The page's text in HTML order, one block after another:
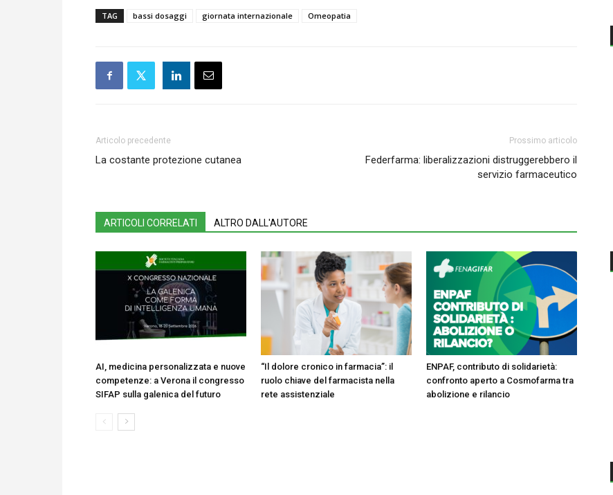
TAG bassi dosaggi giornata internazionale Omeopatia
Articolo precedente
La costante protezione cutanea
Prossimo articolo
Federfarma: liberalizzazioni distruggerebbero il
servizio farmaceutico
ARTICOLI CORRELATI ALTRO DALL'AUTORE
AI, medicina personalizzata e nuove
competenze: a Verona il congresso
SIFAP sulla galenica del futuro
“Il dolore cronico in farmacia”: il
ruolo chiave del farmacista nella
rete assistenziale
ENPAF, contributo di solidarietà:
confronto aperto a Cosmofarma tra
abolizione e rilancio